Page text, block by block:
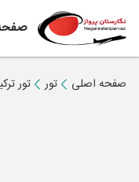
صفحه اصلی تور تور